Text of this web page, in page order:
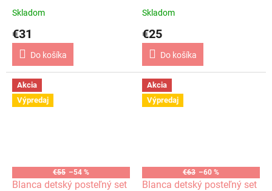
Skladom
€31
Do košíka
Skladom
€25
Do košíka
Akcia
Výpredaj
€55 –54 %
Blanca detský posteľný set
Akcia
Výpredaj
€63 –60 %
Blanca detský posteľný set